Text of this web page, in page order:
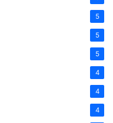
5
5
5
4
4
4